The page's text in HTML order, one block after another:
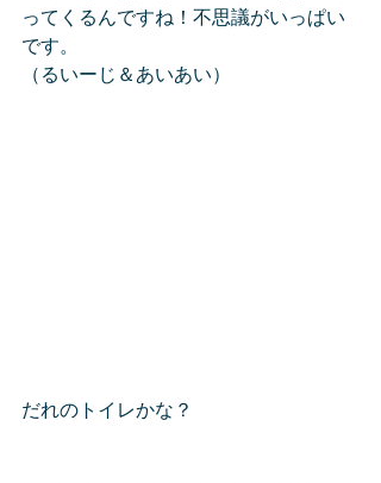
ってくるんですね！不思議がいっぱい
です。
（るいーじ＆あいあい）
だれのトイレかな？